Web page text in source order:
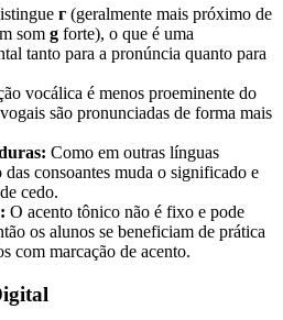
г (geralmente mais próximo de
som g forte), o que é uma
tanto para a pronúncia quanto para
vocálica é menos proeminente do
são pronunciadas de forma mais
Como em outras línguas
das consoantes muda o significado e
cedo.
O acento tônico não é fixo e pode
os alunos se beneficiam de prática
com marcação de acento.